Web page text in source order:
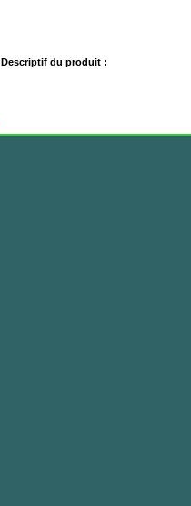
Descriptif du produit :